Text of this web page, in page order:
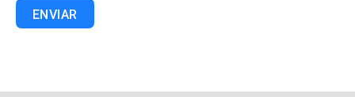
ENVIAR